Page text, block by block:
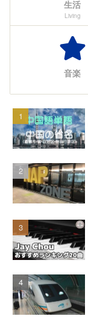
生活
Living
音楽